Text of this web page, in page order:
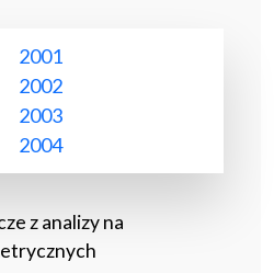
2001
2002
2003
2004
z analizy na